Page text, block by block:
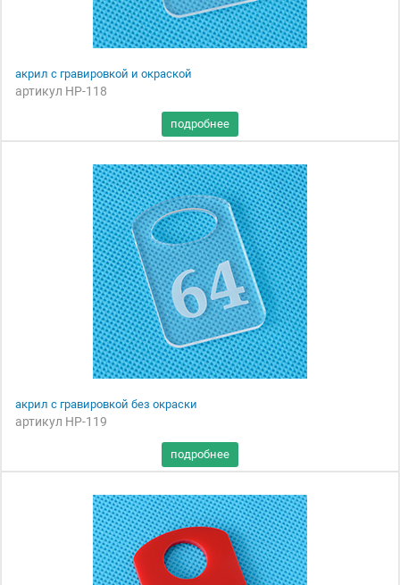
акрил с гравировкой и окраской
артикул НР-118
акрил с гравировкой без окраски
артикул НР-119